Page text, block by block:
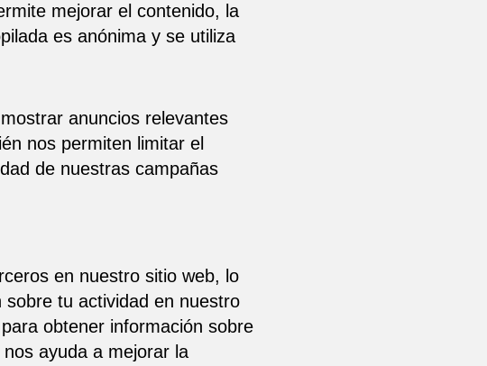
mejorar el contenido, la
es anónima y se utiliza
anuncios relevantes
nos permiten limitar el
de nuestras campañas
en nuestro sitio web, lo
tu actividad en nuestro
obtener información sobre
ayuda a mejorar la